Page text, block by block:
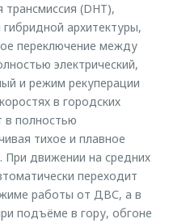
(DHT),
архитектуры,
переключение между
электрический,
и режим рекуперации
в городских
в полностью
тихое и плавное
При движении на средних
переходит
работы от ДВС, а в
подъёме в гору, обгоне